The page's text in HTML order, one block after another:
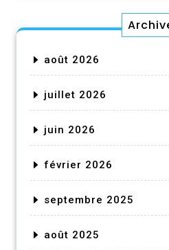
août 2026
juillet 2026
juin 2026
février 2026
septembre 2025
août 2025